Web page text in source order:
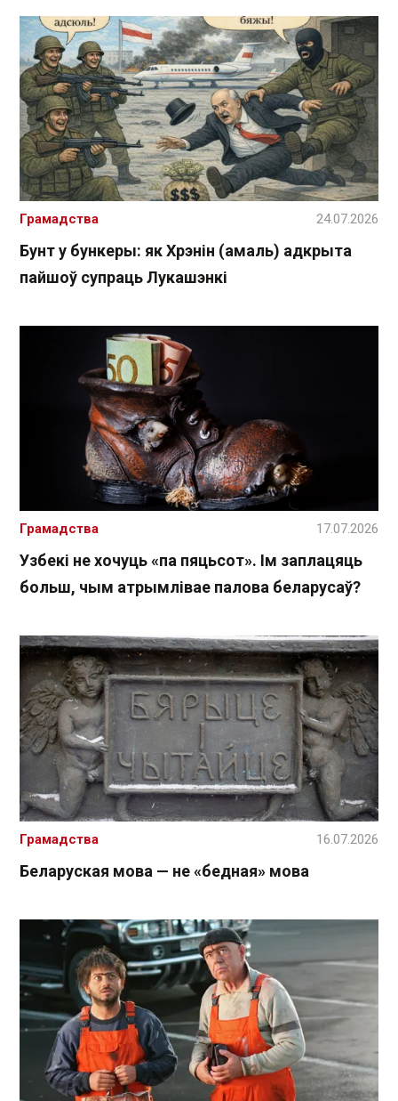
Бунт у бункеры: як Хрэнін (амаль) адкрыта
пайшоў супраць Лукашэнкі
Грамадства 24.07.2026
Узбекі не хочуць «па пяцьсот». Ім заплацяць
больш, чым атрымлівае палова беларусаў?
Грамадства 17.07.2026
Беларуская мова — не «бедная» мова
Грамадства 16.07.2026